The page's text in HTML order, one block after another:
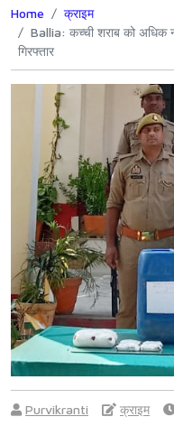
Home
क्राइम
Ballia: कच्ची शराब को अधिक
गिरफ्तार
Purvikranti क्राइम